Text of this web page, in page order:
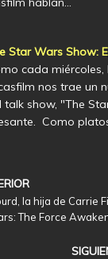
Star Wars Show:
cada miércoles,
nos trae un
talk show, "The
Como
la hija de Carrie
The Force